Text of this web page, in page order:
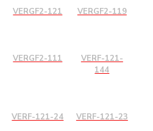
VERGF2-121 VERGF2-119
VERGF2-111
VERF-121-
144
VERF-121-24 VERF-121-23